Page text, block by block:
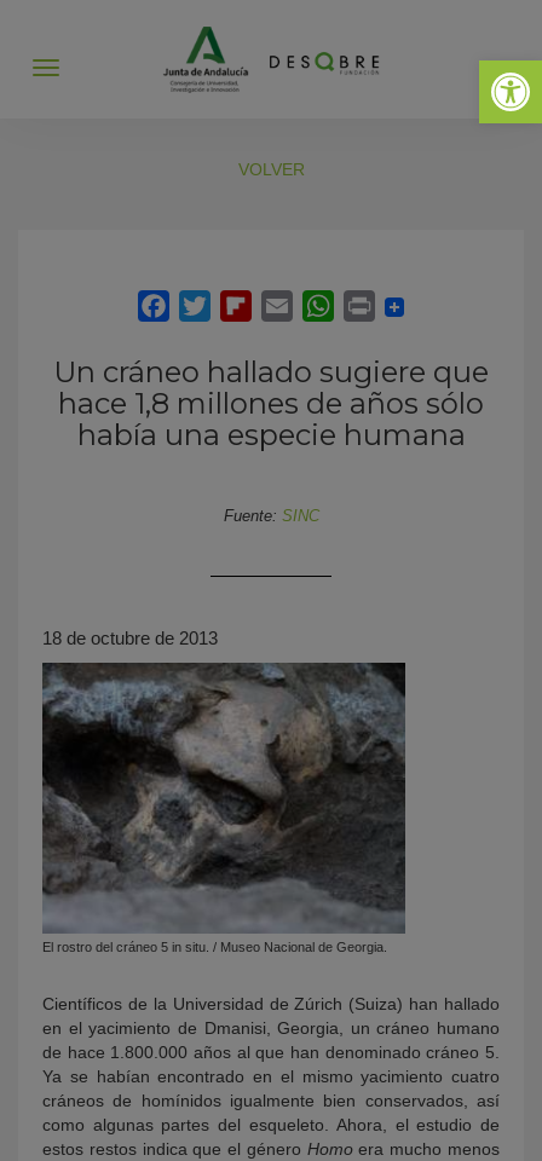
Abrir
Abrir
VOLVER
Un cráneo hallado sugiere que
hace 1,8 millones de años sólo
había una especie humana
Fuente: SINC
18 de octubre de 2013
El rostro del cráneo 5 in situ. / Museo Nacional de Georgia.
Científicos de la Universidad de Zúrich (Suiza) han hallado
en el yacimiento de Dmanisi, Georgia, un cráneo humano
de hace 1.800.000 años al que han denominado cráneo 5.
Ya se habían encontrado en el mismo yacimiento cuatro
cráneos de homínidos igualmente bien conservados, así
como algunas partes del esqueleto. Ahora, el estudio de
estos restos indica que el género Homoera mucho menos